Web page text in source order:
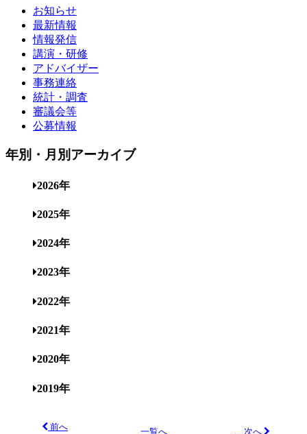
お知らせ
最新情報
情報発信
講演・研修
アドバイザー
事務連絡
統計・調査
審議会等
公募情報
年別・月別アーカイブ
2026年
2025年
2024年
2023年
2022年
2021年
2020年
2019年
前へ
一覧へ 次へ